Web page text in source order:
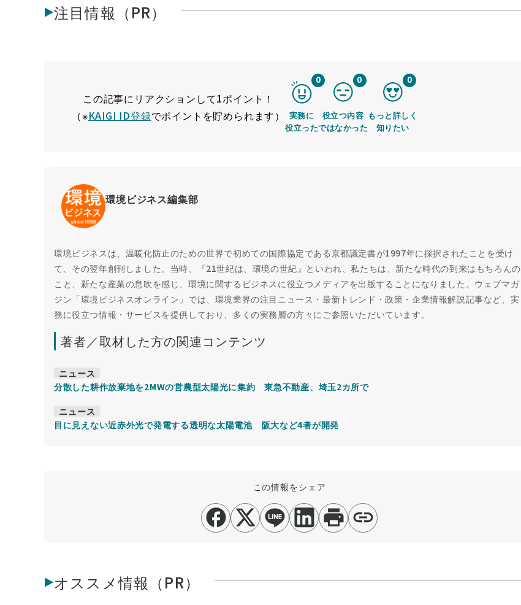
注目情報（PR）
この記事にリアクションして1ポイント！
（※KAIGI ID登録でポイントを貯められます）
0
実務に
役立った
0
役立つ内容
ではなかった
0
もっと詳しく
知りたい
環境ビジネス編集部
環境ビジネスは、温暖化防止のための世界で初めての国際協定である京都議定書が1997年に採択されたことを受け
て、その翌年創刊しました。当時、『21世紀は、環境の世紀』といわれ、私たちは、新たな時代の到来はもちろんの
こと、新たな産業の息吹を感じ、環境に関するビジネスに役立つメディアを出版することになりました。ウェブマガ
ジン「環境ビジネスオンライン」では、環境業界の注目ニュース・最新トレンド・政策・企業情報解説記事など、実
務に役立つ情報・サービスを提供しており、多くの実務層の方々にご参照いただいています。
著者／取材した方の関連コンテンツ
ニュース
分散した耕作放棄地を2MWの営農型太陽光に集約 東急不動産、埼玉2カ所で
ニュース
目に見えない近赤外光で発電する透明な太陽電池 阪大など4者が開発
この情報をシェア
オススメ情報（PR）